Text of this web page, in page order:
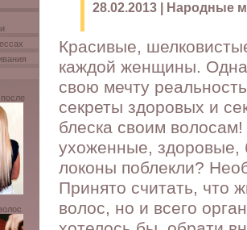
28.02.2013 | Народные
Красивые,
каждой женщины.
свою мечту
секреты здоровых и
блеска своим
ухоженные, здоровые,
локоны поблекли?
Принято считать, что
волос, но и всего